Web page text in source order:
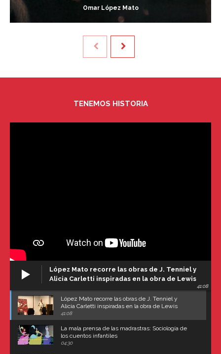
Omar López Mato
TENEMOS HISTORIA
López Mato recorre las obras de J. Tenniel y
Alicia Carletti inspiradas en la obra de Lewis
41:08
López Mato recorre las obras de J. Tenniel y
Alicia Carletti inspiradas en la obra de Lewis
Carroll
41:08
La mala prensa de las madrastras: Sociología de
los cuentos infantiles
04:30